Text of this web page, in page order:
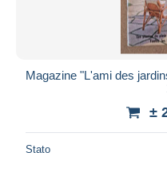
Magazine "L'ami des
±
Stato